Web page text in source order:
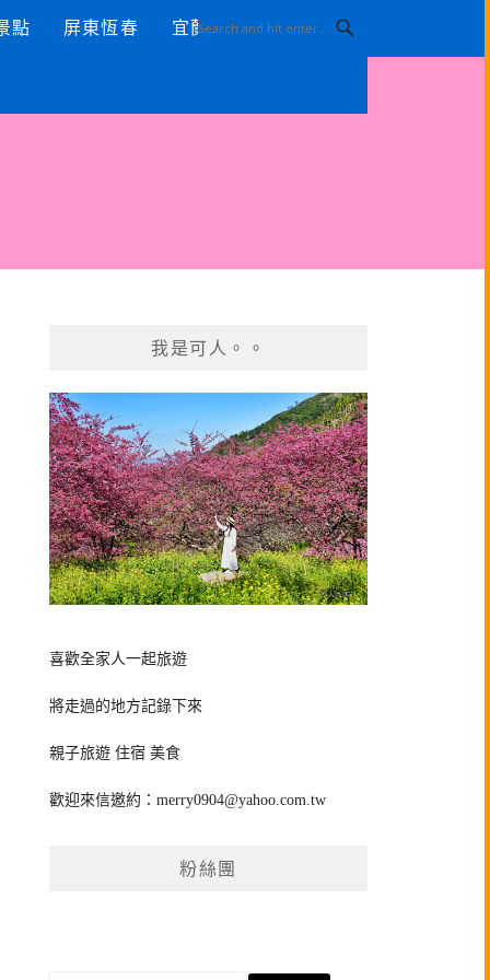
點 屏東恆春 宜蘭景點
我是可人。。
喜歡全家人一起旅遊
將走過的地方記錄下來
親子旅遊 住宿 美食
歡迎來信邀約：merry0904@yahoo.com.tw
粉絲團